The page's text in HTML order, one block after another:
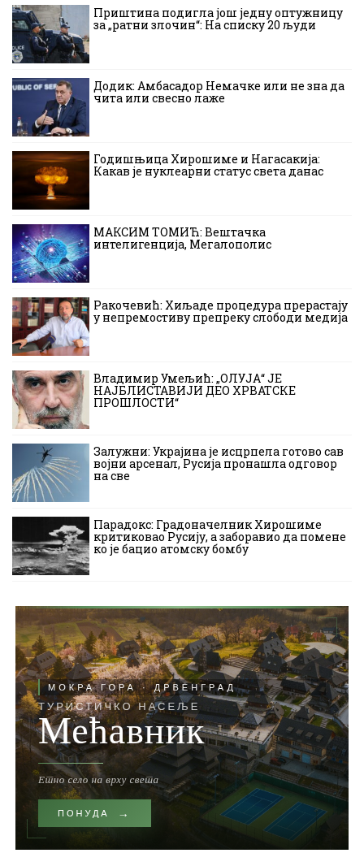
Приштина подигла још једну оптужницу
за „ратни злочин“: На списку 20 људи
Додик: Амбасадор Немачке или не зна да
чита или свесно лаже
Годишњица Хирошиме и Нагасакија:
Какав је нуклеарни статус света данас
МАКСИМ ТОМИЋ: Вештачка
интелигенција, Мегалополис
Ракочевић: Хиљаде процедура прерастају
у непремостиву препреку слободи медија
Владимир Умељић: „ОЛУЈА“ ЈЕ
НАЈБЛИСТАВИЈИ ДЕО ХРВАТСКЕ
ПРОШЛОСТИ“
Залужни: Украјина је исцрпела готово сав
војни арсенал, Русија пронашла одговор
на све
Парадокс: Градоначелник Хирошиме
критиковао Русију, а заборавио да помене
ко је бацио атомску бомбу